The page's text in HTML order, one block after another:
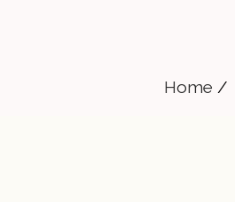
Home